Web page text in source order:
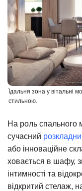
Їдальня зона у вітальні
стильною.
На роль спального
сучасний
або інноваційне
ховається в шафу,
інтимності та
відкритий стелаж,